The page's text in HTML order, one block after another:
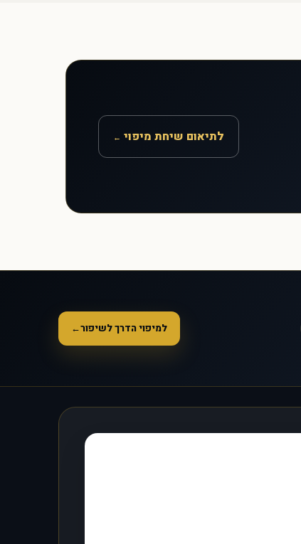
לתיאום שיחת מיפוי ←
למיפוי הדרך לשיפור←